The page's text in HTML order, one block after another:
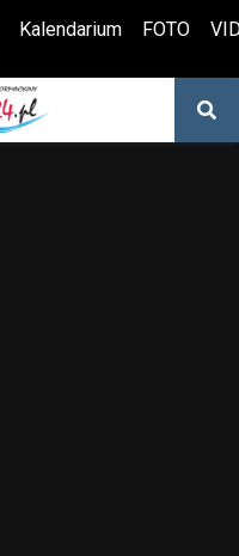
Kalendarium FOTO